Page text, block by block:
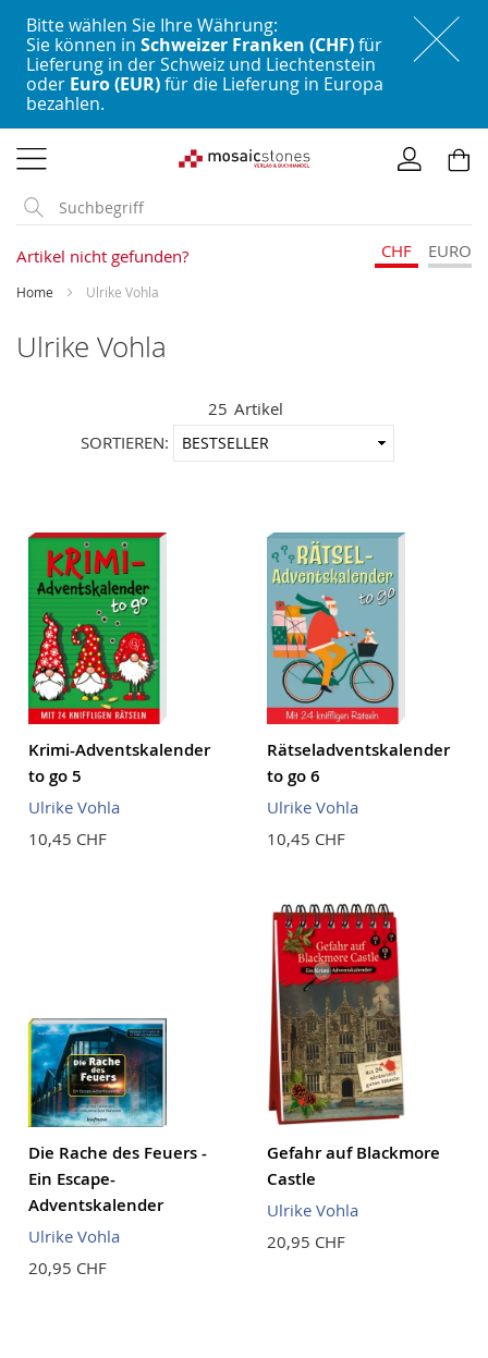
Bitte wählen Sie Ihre Währung:
Sie können in Schweizer Franken (CHF)für
Lieferung in der Schweiz und Liechtenstein
oder Euro (EUR)für die Lieferung in Europa
bezahlen.
zum
Inhalt
Artikel nicht gefunden? CHF EURO
Home Ulrike Vohla
Ulrike Vohla
25 Artikel
SORTIEREN:
Krimi-Adventskalender
to go 5
Ulrike Vohla
10,45 CHF
Rätseladventskalender
to go 6
Ulrike Vohla
10,45 CHF
Die Rache des Feuers -
Ein Escape-
Adventskalender
Ulrike Vohla
20,95 CHF
Gefahr auf Blackmore
Castle
Ulrike Vohla
20,95 CHF